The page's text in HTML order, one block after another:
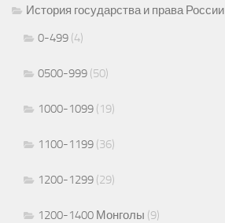
История государства и права России
0-499 (4)
0500-999 (50)
1000-1099 (19)
1100-1199 (36)
1200-1299 (29)
1200-1400 Монголы (9)